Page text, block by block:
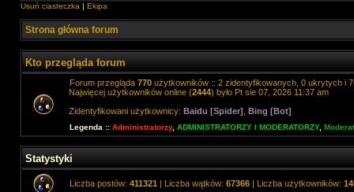
Usuń ciasteczka | Ekipa
Strona główna forum
Kto przegląda forum
Forum przegląda 770 użytkowników :: 2 zidentyfikowanych, 0 ukrytych i
Najwięcej użytkowników online (2444) było Pt sie 07, 2026 11:37 am
Zidentyfikowani użytkownicy: Baidu [Spider] Bing [Bot]
Legenda :: Administratorzy, ADMINISTRATORZY I MODERATORZY,
Statystyki
Liczba postów: 411321 | Liczba wątków: 67366 | Liczba użytkowników: